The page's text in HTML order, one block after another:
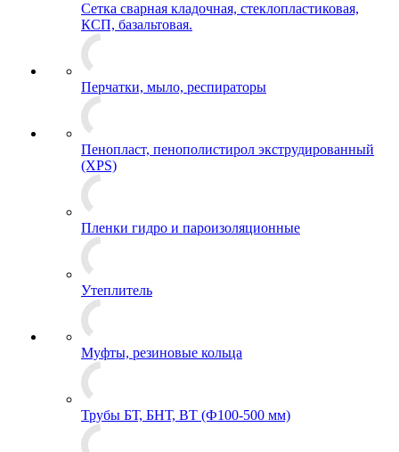
Сетка сварная кладочная, стеклопластиковая,
КСП, базальтовая.
Перчатки, мыло, респираторы
Пенопласт, пенополистирол экструдированный
(XPS)
Пленки гидро и пароизоляционные
Утеплитель
Муфты, резиновые кольца
Трубы БТ, БНТ, ВТ (Ф100-500 мм)